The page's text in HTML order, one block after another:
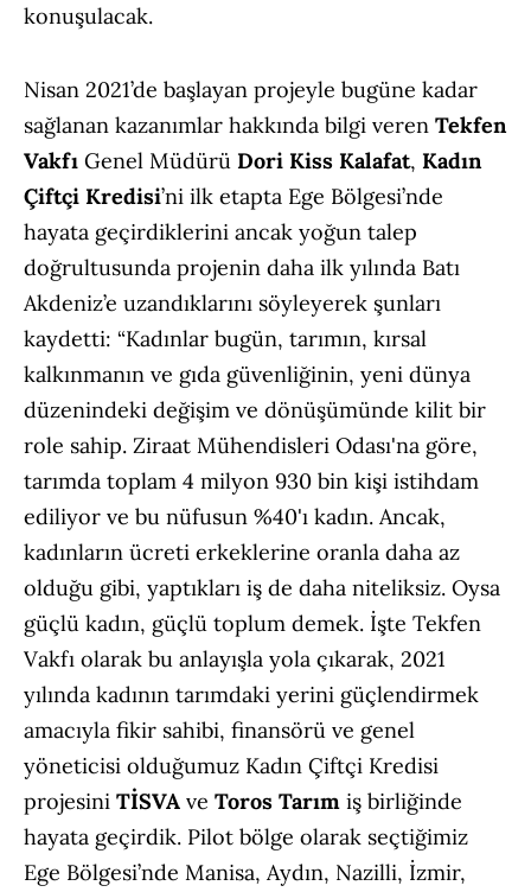
konuşulacak.
Nisan 2021’de başlayan projeyle bugüne kadar
sağlanan kazanımlar hakkında bilgi veren Tekfen
Vakfı Genel Müdürü Dori Kiss Kalafat, Kadın
Çiftçi Kredisi’ni ilk etapta Ege Bölgesi’nde
hayata geçirdiklerini ancak yoğun talep
doğrultusunda projenin daha ilk yılında Batı
Akdeniz’e uzandıklarını söyleyerek şunları
kaydetti: “Kadınlar bugün, tarımın, kırsal
kalkınmanın ve gıda güvenliğinin, yeni dünya
düzenindeki değişim ve dönüşümünde kilit bir
role sahip. Ziraat Mühendisleri Odası'na göre,
tarımda toplam 4 milyon 930 bin kişi istihdam
ediliyor ve bu nüfusun %40'ı kadın. Ancak,
kadınların ücreti erkeklerine oranla daha az
olduğu gibi, yaptıkları iş de daha niteliksiz. Oysa
güçlü kadın, güçlü toplum demek. İşte Tekfen
Vakfı olarak bu anlayışla yola çıkarak, 2021
yılında kadının tarımdaki yerini güçlendirmek
amacıyla fikir sahibi, finansörü ve genel
yöneticisi olduğumuz Kadın Çiftçi Kredisi
projesini TİSVA ve Toros Tarım iş birliğinde
hayata geçirdik. Pilot bölge olarak seçtiğimiz
Ege Bölgesi’nde Manisa, Aydın, Nazilli, İzmir,